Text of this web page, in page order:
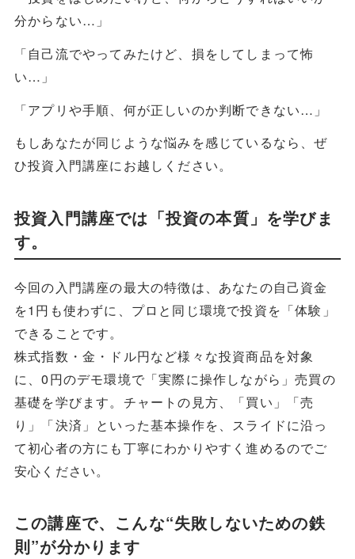
分からない…」
「自己流でやってみたけど、損をしてしまって怖
い…」
「アプリや手順、何が正しいのか判断できない…」
もしあなたが同じような悩みを感じているなら、ぜ
ひ投資入門講座にお越しください。
投資入門講座では「投資の本質」を学びま
す。
今回の入門講座の最大の特徴は、あなたの自己資金
を1円も使わずに、プロと同じ環境で投資を「体験」
できることです。
株式指数・金・ドル円など様々な投資商品を対象
に、0円のデモ環境で「実際に操作しながら」売買の
基礎を学びます。チャートの見方、「買い」「売
り」「決済」といった基本操作を、スライドに沿っ
て初心者の方にも丁寧にわかりやすく進めるのでご
安心ください。
この講座で、こんな“失敗しないための鉄
則”が分かります